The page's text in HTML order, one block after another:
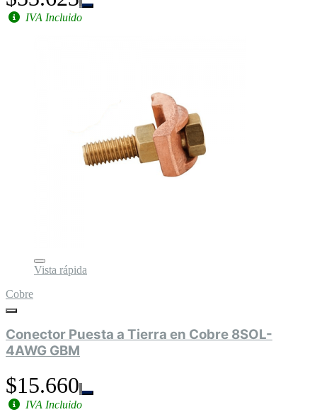
IVA Incluido
Vista rápida
Cobre
Conector Puesta a Tierra en Cobre 8SOL-
4AWG GBM
$15.660
IVA Incluido